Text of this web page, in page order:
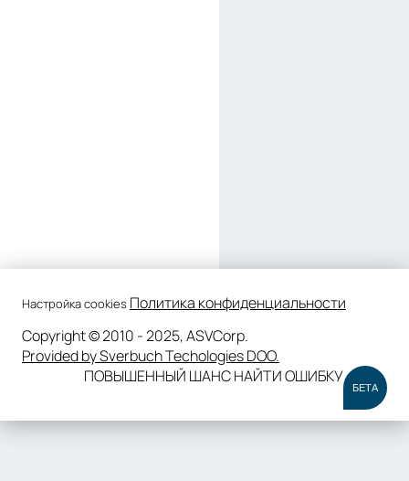
Настройка cookies Политика конфиденциальности
Copyright © 2010 - 2025, ASVCorp.
Provided by Sverbuch Techologies DOO.
ПОВЫШЕННЫЙ ШАНС НАЙТИ ОШИБКУ
БЕТА